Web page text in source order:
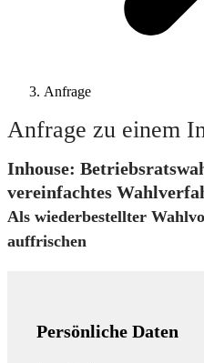
Anfrage
Anfrage zu einem
Inhouse:
vereinfachtes
Als wiederbestellter
auffrischen
Persönliche Daten